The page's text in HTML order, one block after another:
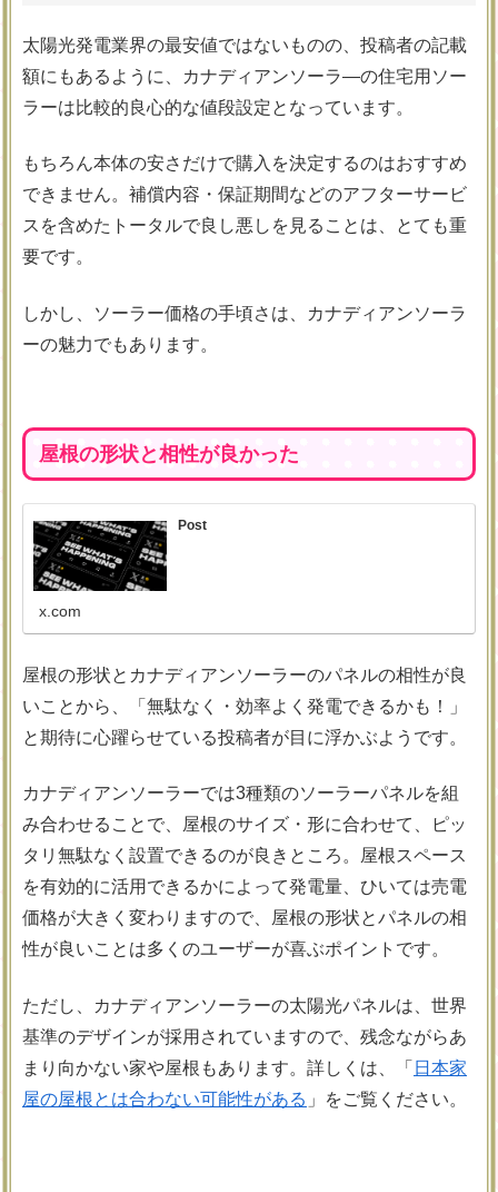
太陽光発電業界の最安値ではないものの、投稿者の記載
額にもあるように、カナディアンソーラ―の住宅用ソー
ラーは比較的良心的な値段設定となっています。
もちろん本体の安さだけで購入を決定するのはおすすめ
できません。補償内容・保証期間などのアフターサービ
スを含めたトータルで良し悪しを見ることは、とても重
要です。
しかし、ソーラー価格の手頃さは、カナディアンソーラ
ーの魅力でもあります。
屋根の形状と相性が良かった
Post
x.com
屋根の形状とカナディアンソーラーのパネルの相性が良
いことから、「無駄なく・効率よく発電できるかも！」
と期待に心躍らせている投稿者が目に浮かぶようです。
カナディアンソーラーでは3種類のソーラーパネルを組
み合わせることで、屋根のサイズ・形に合わせて、ピッ
タリ無駄なく設置できるのが良きところ。屋根スペース
を有効的に活用できるかによって発電量、ひいては売電
価格が大きく変わりますので、屋根の形状とパネルの相
性が良いことは多くのユーザーが喜ぶポイントです。
ただし、カナディアンソーラーの太陽光パネルは、世界
基準のデザインが採用されていますので、残念ながらあ
まり向かない家や屋根もあります。詳しくは、「 日本家
屋の屋根とは合わない可能性がある 」をご覧ください。